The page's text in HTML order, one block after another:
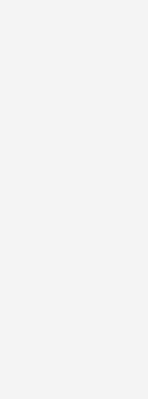
которой не